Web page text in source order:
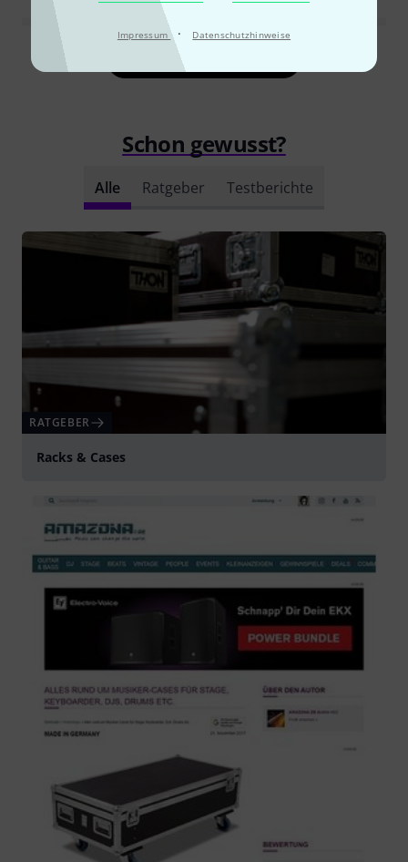
Impressum · Datenschutzhinweise
Alle Bewertungen lesen
Schon gewusst?
Alle Ratgeber Testberichte
RATGEBER
Racks & Cases